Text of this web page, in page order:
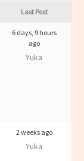
Last Post
6 days, 9 hours
ago
Yuka
2 weeks ago
Yuka